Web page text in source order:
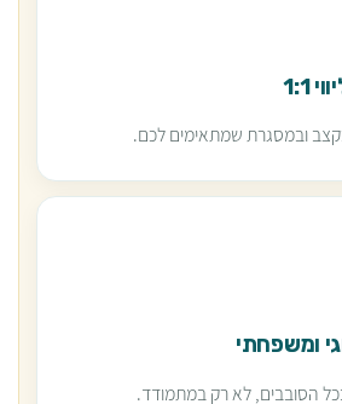
1:1
ובמסגרת שמתאימים לכם.
ומשפחתי
הסובבים, לא רק במתמודד.